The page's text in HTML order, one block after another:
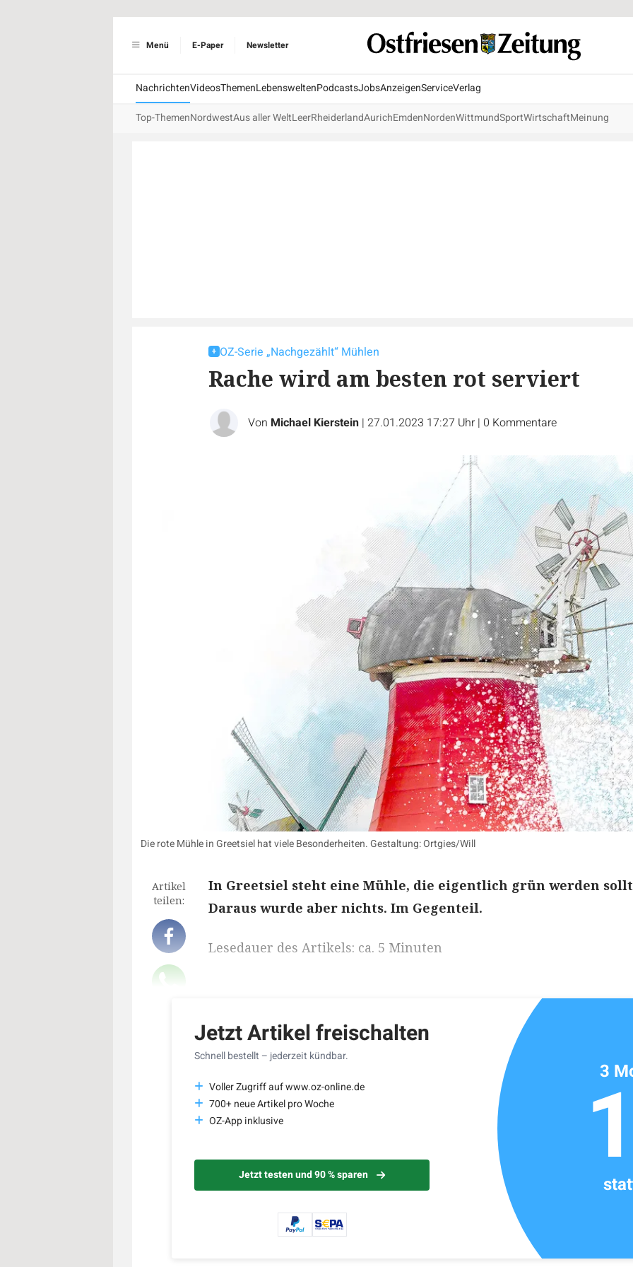
Menü E-Paper Newsletter
NachrichtenVideosThemenLebensweltenPodcastsJobsAnzeigenServiceVerlag
Top-ThemenNordwestAus aller WeltLeerRheiderlandAurichEmdenNordenWittmundSportWirtschaftMeinung
OZ-Serie „Nachgezählt“ Mühlen
Rache wird am besten rot serviert
Von Michael Kierstein | 27.01.2023 17:27 Uhr | 0 Kommentare
Die rote Mühle in Greetsiel hat viele Besonderheiten. Gestaltung: Ortgies/Will
Artikel
teilen:
In Greetsiel steht eine Mühle, die eigentlich grün werden
Daraus wurde aber nichts. Im Gegenteil.
Lesedauer des Artikels: ca. 5 Minuten
Jetzt Artikel freischalten
Schnell bestellt – jederzeit kündbar.
Voller Zugriff auf www.oz-online.de
700+ neue Artikel pro Woche
OZ-App inklusive
Jetzt testen und 90 % sparen
3